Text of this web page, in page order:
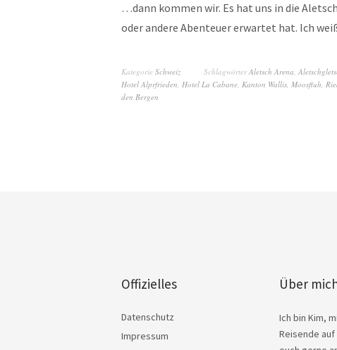
…dann kommen wir. Es hat uns in die
oder andere Abenteuer erwartet hat. Ich
Kategorie Schweiz SchlagwörterAletsch Arena,
Hotel Alprfrieden, Hotel La Cabane, Kanton Wallis, Moosfluh,
den Bergen
Offizielles
Datenschutz
Impressum
Über
Ich bin Kim,
Reisende auf